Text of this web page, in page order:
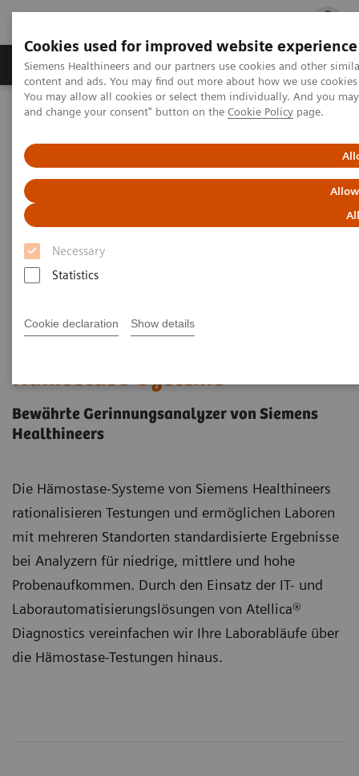
Cookies used for improved website experience
Siemens Healthineers and our partners use cookies and other
content and ads. You may find out more about how we use
You may allow all cookies or select them individually. And you
and change your consent" button on the Cookie Policy page.
Necessary
Statistics
Cookie declaration Show details
Fachbereiche Healthcare Management
Startseite
Labordiagnostik Portfolio
Hämostase-Systeme
Bewährte Gerinnungsanalyzer von Siemens
Healthineers
Die Hämostase-Systeme von Siemens Healthineers
rationalisieren Testungen und ermöglichen Laboren
mit mehreren Standorten standardisierte Ergebnisse
bei Analyzern für niedrige, mittlere und hohe
Probenaufkommen. Durch den Einsatz der IT- und
Laborautomatisierungslösungen von Atellica®
Diagnostics vereinfachen wir Ihre Laborabläufe über
die Hämostase-Testungen hinaus.